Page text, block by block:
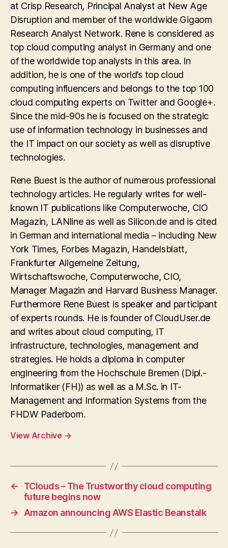
at Crisp Research, Principal Analyst at New Age
Disruption and member of the worldwide Gigaom
Research Analyst Network. Rene is considered as
top cloud computing analyst in Germany and one
of the worldwide top analysts in this area. In
addition, he is one of the world’s top cloud
computing influencers and belongs to the top 100
cloud computing experts on Twitter and Google+.
Since the mid-90s he is focused on the strategic
use of information technology in businesses and
the IT impact on our society as well as disruptive
technologies.
Rene Buest is the author of numerous professional
technology articles. He regularly writes for well-
known IT publications like Computerwoche, CIO
Magazin, LANline as well as Silicon.de and is cited
in German and international media – including New
York Times, Forbes Magazin, Handelsblatt,
Frankfurter Allgemeine Zeitung,
Wirtschaftswoche, Computerwoche, CIO,
Manager Magazin and Harvard Business Manager.
Furthermore Rene Buest is speaker and participant
of experts rounds. He is founder of CloudUser.de
and writes about cloud computing, IT
infrastructure, technologies, management and
strategies. He holds a diploma in computer
engineering from the Hochschule Bremen (Dipl.-
Informatiker (FH)) as well as a M.Sc. in IT-
Management and Information Systems from the
FHDW Paderborn.
View Archive →
←
TClouds – The Trustworthy cloud computing
future begins now
→
Amazon announcing AWS Elastic Beanstalk